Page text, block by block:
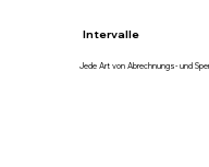
Intervalle
Jede Art von Abrechnungs- und